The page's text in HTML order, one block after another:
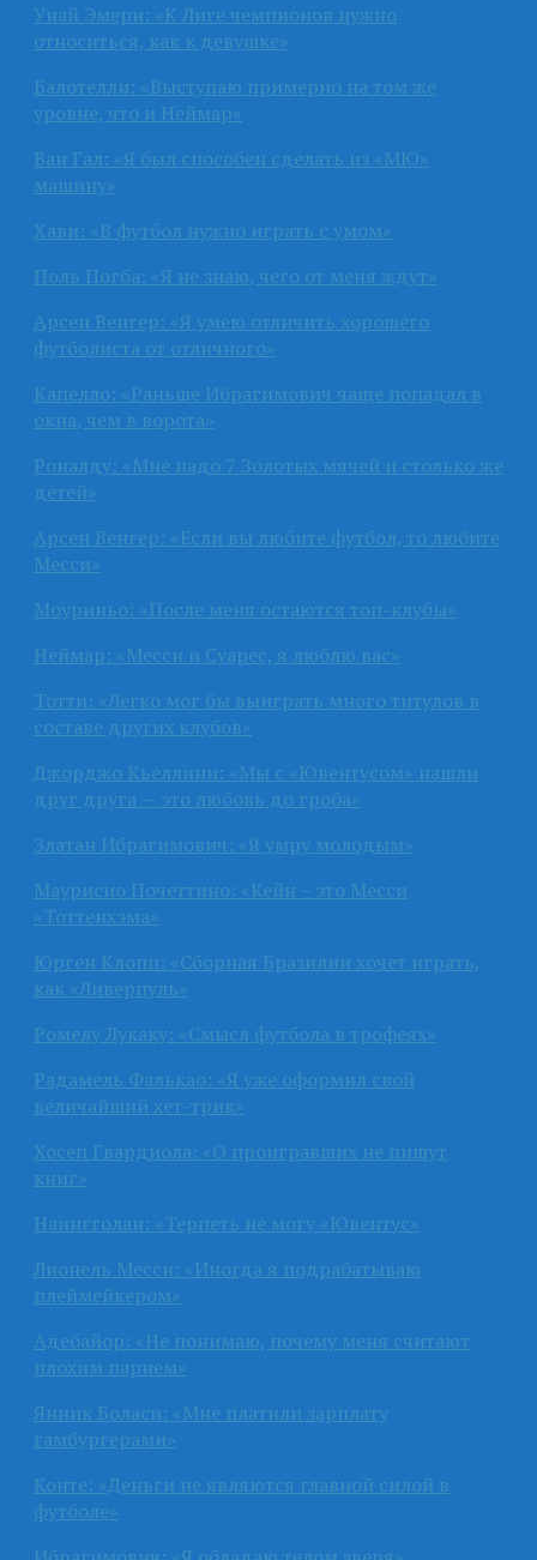
Унай Эмери: «К Лиге чемпионов нужно
относиться, как к девушке»
Балотелли: «Выступаю примерно на том же
уровне, что и Неймар»
Ван Гал: «Я был способен сделать из «МЮ»
машину»
Хави: «В футбол нужно играть с умом»
Поль Погба: «Я не знаю, чего от меня ждут»
Арсен Венгер: «Я умею отличить хорошего
футболиста от отличного»
Капелло: «Раньше Ибрагимович чаще попадал в
окна, чем в ворота»
Роналду: «Мне надо 7 Золотых мячей и столько же
детей»
Арсен Венгер: «Если вы любите футбол, то любите
Месси»
Моуриньо: «После меня остаются топ-клубы»
Неймар: «Месси и Суарес, я люблю вас»
Тотти: «Легко мог бы выиграть много титулов в
составе других клубов»
Джорджо Кьеллини: «Мы с «Ювентусом» нашли
друг друга — это любовь до гроба»
Златан Ибрагимович: «Я умру молодым»
Маурисио Почеттино: «Кейн – это Месси
«Тоттенхэма»
Юрген Клопп: «Сборная Бразилии хочет играть,
как «Ливерпуль»
Ромелу Лукаку: «Смысл футбола в трофеях»
Радамель Фалькао: «Я уже оформил свой
величайший хет-трик»
Хосеп Гвардиола: «О проигравших не пишут
книг»
Наингголан: «Терпеть не могу «Ювентус»
Лионель Месси: «Иногда я подрабатываю
плеймейкером»
Адебайор: «Не понимаю, почему меня считают
плохим парнем»
Янник Боласи: «Мне платили зарплату
гамбургерами»
Конте: «Деньги не являются главной силой в
футболе»